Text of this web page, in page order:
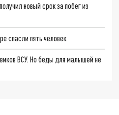
новый срок за побег из
спасли пять человек
ВСУ. Но беды для малышей не